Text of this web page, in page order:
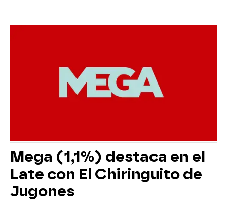
Mega (1,1%) destaca en el
Late con El Chiringuito de
Jugones